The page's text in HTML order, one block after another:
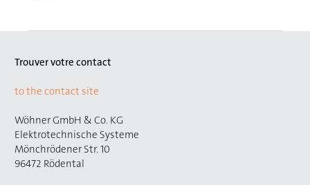
Trouver votre contact
to the contact site
Wöhner GmbH & Co. KG
Elektrotechnische Systeme
Mönchrödener Str. 10
96472 Rödental